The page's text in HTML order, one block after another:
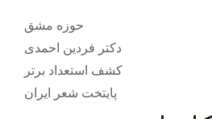
حوزه مشق
دکتر فردین احمدی
کشف استعداد برتر
پایتخت شعر ایران